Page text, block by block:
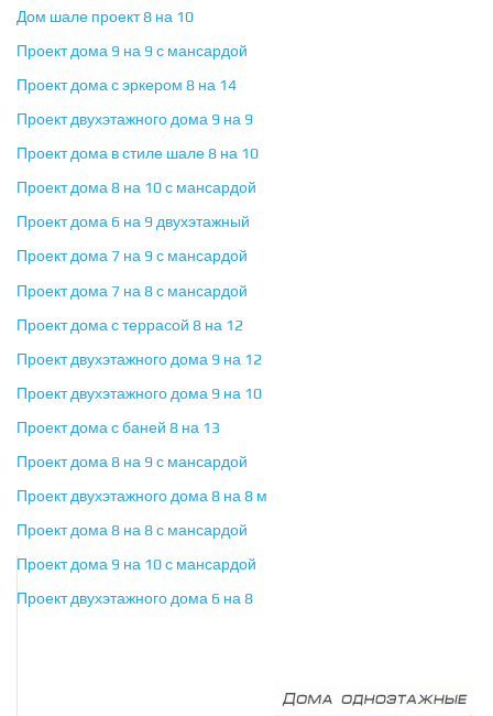
Дом шале проект 8 на 10
Проект дома 9 на 9 с мансардой
Проект дома с эркером 8 на 14
Проект двухэтажного дома 9 на 9
Проект дома в стиле шале 8 на 10
Проект дома 8 на 10 с мансардой
Проект дома 6 на 9 двухэтажный
Проект дома 7 на 9 с мансардой
Проект дома 7 на 8 с мансардой
Проект дома с террасой 8 на 12
Проект двухэтажного дома 9 на 12
Проект двухэтажного дома 9 на 10
Проект дома с баней 8 на 13
Проект дома 8 на 9 с мансардой
Проект двухэтажного дома 8 на 8 м
Проект дома 8 на 8 с мансардой
Проект дома 9 на 10 с мансардой
Проект двухэтажного дома 6 на 8